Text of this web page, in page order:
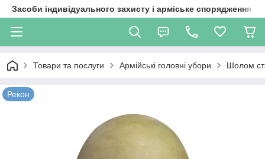
Засоби індивідуального захисту і арміське спорядження
Товари та послуги Армійські головні убори Шолом
Рекон